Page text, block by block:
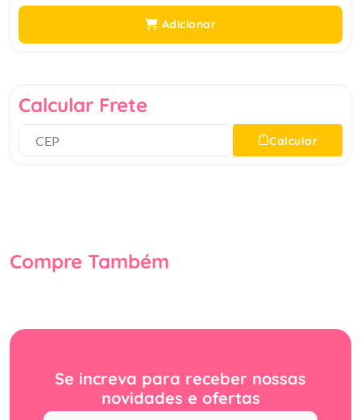
Adicionar
Calcular Frete
Calcular
Compre Também
Se increva para receber nossas
novidades e ofertas